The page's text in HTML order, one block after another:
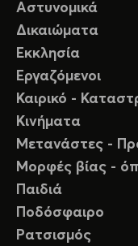
Αστυνομικά
Δικαιώματα
Εκκλησία
Εργαζόμενοι
Καιρικό -
Κινήματα
Μετανάστες -
Μορφές βίας -
Παιδιά
Ποδόσφαιρο
Ρατσισμός